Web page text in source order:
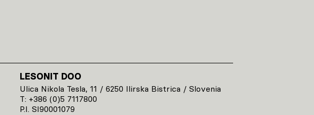
LESONIT DOO
Ulica Nikola Tesla, 11 / 6250 Ilirska Bistrica / Slovenia
T: +386 (0)5 7117800
P.I. SI90001079